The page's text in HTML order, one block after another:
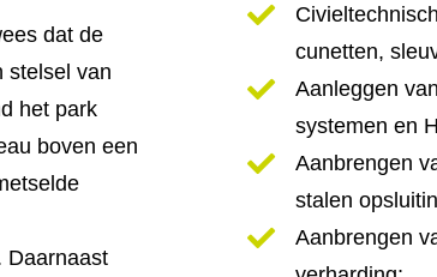
dat de
stelsel van
het park
boven een
Daarnaast
cunetten,
Aanleggen
systemen en
Aanbrengen
stalen
Aanbrengen